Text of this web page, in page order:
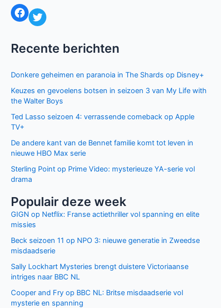
Facebook Twitter
Recente berichten
Donkere geheimen en paranoia in The Shards op Disney+
Keuzes en gevoelens botsen in seizoen 3 van My Life with
the Walter Boys
Ted Lasso seizoen 4: verrassende comeback op Apple
TV+
De andere kant van de Bennet familie komt tot leven in
nieuwe HBO Max serie
Sterling Point op Prime Video: mysterieuze YA-serie vol
drama
Populair deze week
GIGN op Netflix: Franse actiethriller vol spanning en elite
missies
Beck seizoen 11 op NPO 3: nieuwe generatie in Zweedse
misdaadserie
Sally Lockhart Mysteries brengt duistere Victoriaanse
intriges naar BBC NL
Cooper and Fry op BBC NL: Britse misdaadserie vol
mysterie en spanning